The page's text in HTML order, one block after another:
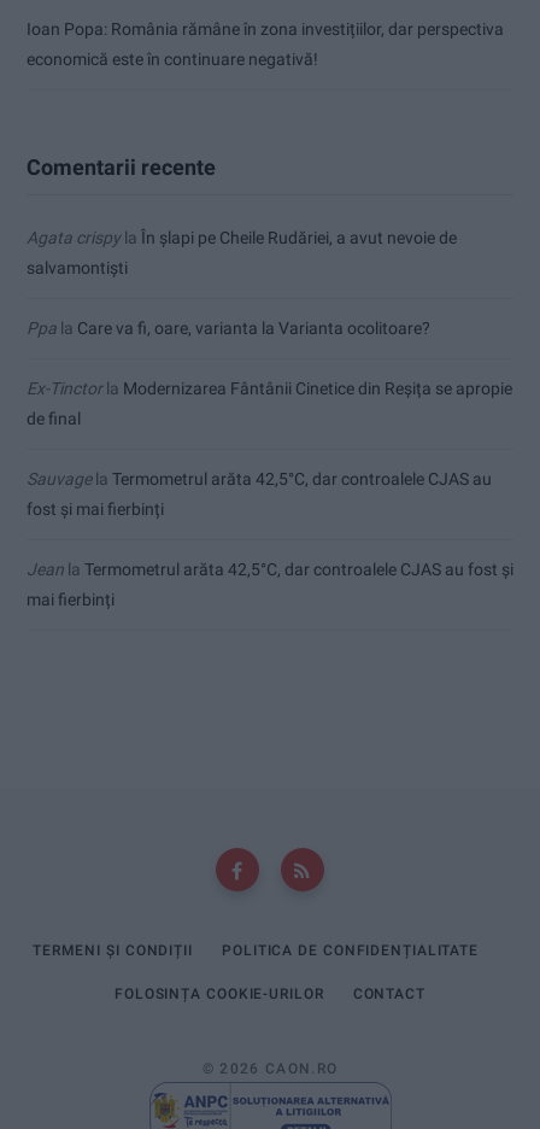
Ioan Popa: România rămâne în zona investițiilor, dar perspectiva
economică este în continuare negativă!
Comentarii recente
Agata crispyla În șlapi pe Cheile Rudăriei, a avut nevoie de
salvamontiști
Ppa la Care va fi, oare, varianta la Varianta ocolitoare?
Ex-Tinctorla Modernizarea Fântânii Cinetice din Reșița se apropie
de final
Sauvagela Termometrul arăta 42,5°C, dar controalele CJAS au
fost și mai fierbinți
Jean la Termometrul arăta 42,5°C, dar controalele CJAS au fost și
mai fierbinți
TERMENI ȘI CONDIȚII POLITICA DE CONFIDENȚIALITATE
FOLOSINȚA COOKIE-URILOR CONTACT
© 2026 CAON.RO